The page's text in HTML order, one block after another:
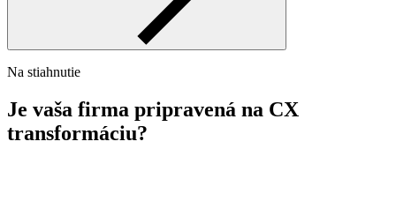
Na stiahnutie
Je vaša firma pripravená na CX
transformáciu?